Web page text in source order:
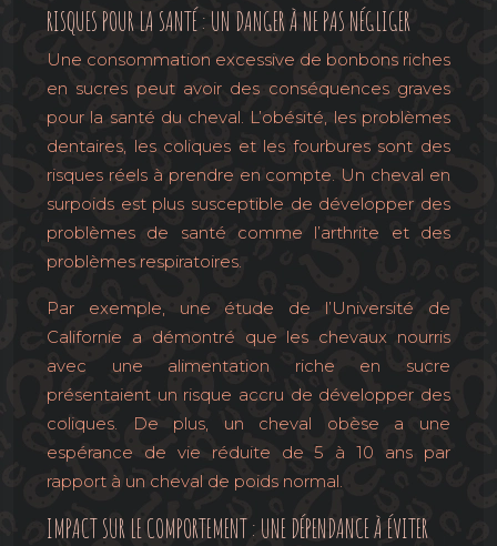
RISQUES POUR LA SANTÉ : UN DANGER À NE PAS NÉGLIGER
Une consommation excessive de bonbons riches
en sucres peut avoir des conséquences graves
pour la santé du cheval. L’obésité, les problèmes
dentaires, les coliques et les fourbures sont des
risques réels à prendre en compte. Un cheval en
surpoids est plus susceptible de développer des
problèmes de santé comme l’arthrite et des
problèmes respiratoires.
Par exemple, une étude de l’Université de
Californie a démontré que les chevaux nourris
avec une alimentation riche en sucre
présentaient un risque accru de développer des
coliques. De plus, un cheval obèse a une
espérance de vie réduite de 5 à 10 ans par
rapport à un cheval de poids normal.
IMPACT SUR LE COMPORTEMENT : UNE DÉPENDANCE À ÉVITER